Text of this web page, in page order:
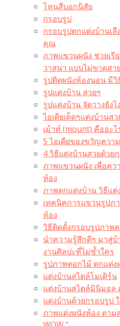
โทนสีบอกนิสัย
กรอบรูป
กรอบรูปตกแต่งบ้านเ
คุณ
ภาพแขวนผนัง ช่วยเรี
วาสนา แบบไม่ขาดสาย
รูปติดผนังห้องนอน มีวิ
รูปแต่งบ้าน สวยๆ
รูปแต่งบ้าน จัดวางยัง
ไอเดียเด็ดๆแต่งบ้านส
เม้าท์ (mount) คืออะไ
5 ไอเดียของขวัญควา
4 วิธีแต่งบ้านสวยด้วย
ภาพแขวนผนัง เพื่อคว
ห้อง
ภาพตกแต่งบ้าน วิธีแต่
เทคนิคการแขวนรูปภ
ห้อง
วิธีติดตั้งกรอบรูปภาพ
นำความรู้สึกดีๆ มาสู่
งานศิลปะที่ไม่ซ้ำใคร
รูปภาพดอกไม้ ตกแต่ง
แต่งบ้านสไตล์โมเดิร์น
แต่งบ้านสไตล์มินิมอล
แต่งบ้านด้วยกรอบรูป
ภาพแต่งผนังห้อง ตาม